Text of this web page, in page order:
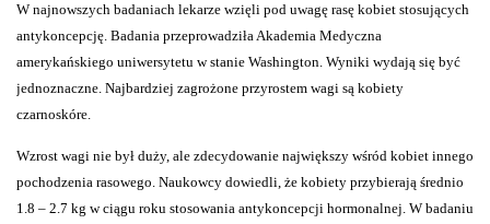
W najnowszych badaniach lekarze wzięli pod uwagę rasę kobiet stosujących
antykoncepcję. Badania przeprowadziła Akademia Medyczna
amerykańskiego uniwersytetu w stanie Washington. Wyniki wydają się być
jednoznaczne. Najbardziej zagrożone przyrostem wagi są kobiety
czarnoskóre.
Wzrost wagi nie był duży, ale zdecydowanie największy wśród kobiet innego
pochodzenia rasowego. Naukowcy dowiedli, że kobiety przybierają średnio
1.8 – 2.7 kg w ciągu roku stosowania antykoncepcji hormonalnej. W badaniu